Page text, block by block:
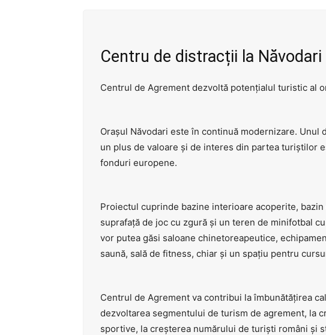
Centru de distracții la Năvodari
Centrul de Agrement dezvoltă potențialul turistic al
Orașul Năvodari este în continuă modernizare. Unul
un plus de valoare și de interes din partea turiștilor
fonduri europene.
Proiectul cuprinde bazine interioare acoperite,
suprafață de joc cu zgură și un teren de minifotbal
vor putea găsi saloane chinetoreapeutice,
saună, sală de fitness, chiar și un spațiu pentru
Centrul de Agrement va contribui la îmbunătățirea
dezvoltarea segmentului de turism de agrement, la
sportive, la creșterea numărului de turiști români și